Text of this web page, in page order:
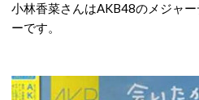
小林香菜さんはAKB48のメジャ
ーです。